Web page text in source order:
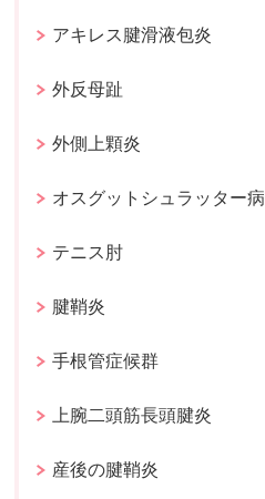
アキレス腱滑液包炎
外反母趾
外側上顆炎
オスグットシュラッター病
テニス肘
腱鞘炎
手根管症候群
上腕二頭筋長頭腱炎
産後の腱鞘炎